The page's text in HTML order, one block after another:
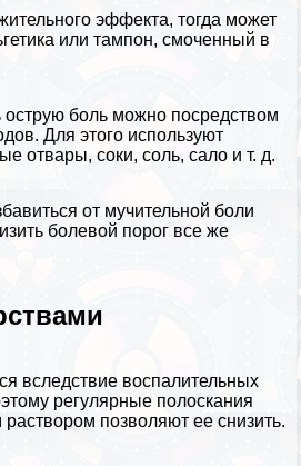
эффекта, тогда может
или тампон, смоченный в
острую боль можно посредством
Для этого используют
отвары, соки, соль, сало и т. д.
от мучительной боли
болевой порог все же
вследствие воспалительных
регулярные полоскания
позволяют ее снизить.